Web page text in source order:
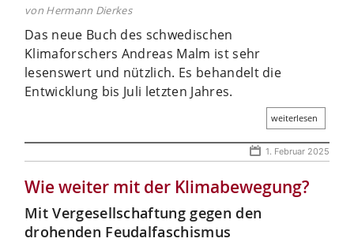
von Hermann Dierkes
Das neue Buch des schwedischen
Klimaforschers Andreas Malm ist sehr
lesenswert und nützlich. Es behandelt die
Entwicklung bis Juli letzten Jahres.
weiterlesen
1. Februar 2025
Wie weiter mit der Klimabewegung?
Mit Vergesellschaftung gegen den
drohenden ­Feudalfaschismus